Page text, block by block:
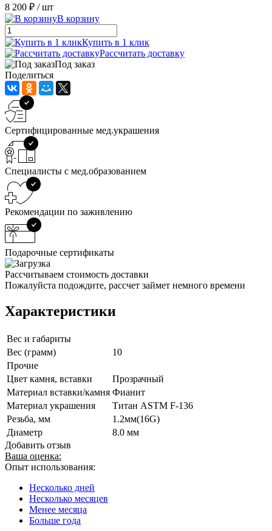
8 200 ₽ / шт
В корзину
Купить в 1 клик
Рассчитать доставку
Под заказ
Поделиться
Сертифицированные мед.украшения
Специалисты с мед.образованием
Рекомендации по заживлению
Подарочные сертификаты
Рассчитываем стоимость доставки
Пожалуйста подождите, рассчет займет немного времени
Характеристики
Вес и габариты
Вес (грамм)
10
Прочие
Цвет камня, вставки
Прозрачный
Материал вставки/камня Фианит
Материал украшения
Титан ASTM F-136
Резьба, мм
1.2мм(16G)
Диаметр
8.0 мм
Добавить отзыв
Ваша оценка:
Опыт использования:
Несколько дней
Несколько месяцев
Менее месяца
Больше года